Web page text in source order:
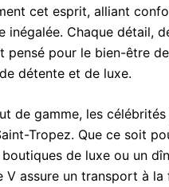
cet esprit, alliant
Chaque détail,
pour le bien-être
détente et de luxe.
de gamme, les
Tropez. Que ce soit
de luxe ou un
V assure un transport à